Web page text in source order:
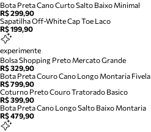
Bota Preta Cano Curto Salto Baixo Minimal
R$ 299,90
Sapatilha Off-White Cap Toe Laco
R$ 199,90
experimente
Bolsa Shopping Preto Mercato Grande
R$ 329,90
Bota Preta Couro Cano Longo Montaria Fivela
R$ 799,90
Coturno Preto Couro Tratorado Basico
R$ 399,90
Bota Preta Cano Longo Salto Baixo Montaria
R$ 479,90